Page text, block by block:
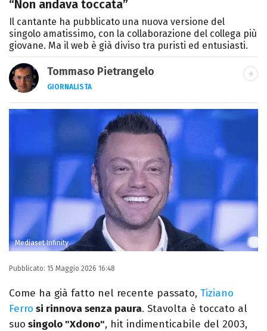
“Non andava toccata”
Il cantante ha pubblicato una nuova versione del
singolo amatissimo, con la collaborazione del collega più
giovane. Ma il web è già diviso tra puristi ed entusiasti.
Tommaso Pietrangelo
GIORNALISTA
Autore, giornalista, cantautore. Laureato in
Letterature Straniere, è appassionato di
cinema, poesia e Shakespeare. Scrive
canzoni e ama i gatti.
Mediaset Infinity
Pubblicato: 15 Maggio 2026 16:48
Come ha già fatto nel recente passato, Tiziano
Ferro si rinnova senza paura. Stavolta è toccato al
suo singolo "Xdono", hit indimenticabile del 2003,